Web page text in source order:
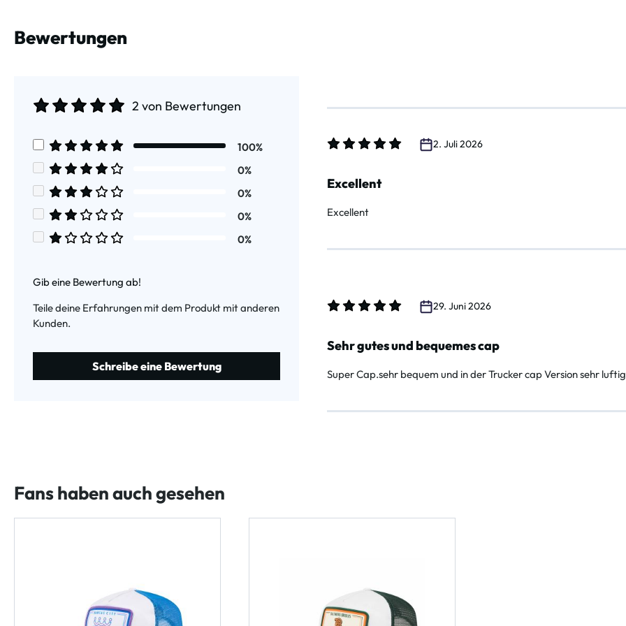
Bewertungen
2 von Bewertungen
Durchschnittliche Bewertung von 5 von 5 Sternen
100%
Durchschnittliche Bewertung von 4 von 5 Sternen
0%
Durchschnittliche Bewertung von 3 von 5 Sternen
0%
Durchschnittliche Bewertung von 2 von 5 Sternen
0%
0%
Gib eine Bewertung ab!
Teile deine Erfahrungen mit dem Produkt mit anderen
Kunden.
Schreibe eine Bewertung
2. Juli 2026
Excellent
Excellent
29. Juni 2026
Sehr gutes und bequemes cap
Super Cap.sehr bequem und in der Trucker cap Version sehr
Fans haben auch gesehen